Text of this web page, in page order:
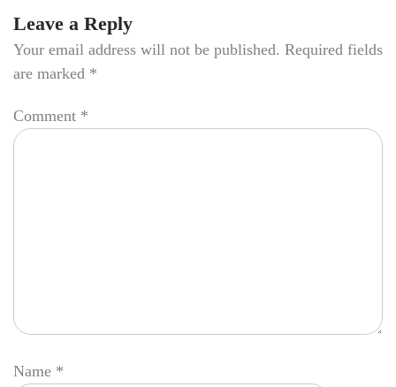
Leave a Reply
Your email address will not be published. Required fields
are marked *
Comment *
Name *